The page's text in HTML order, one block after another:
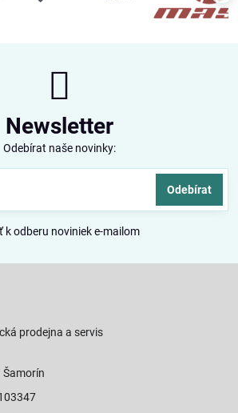
Newsletter
Odebírat naše novinky:
Odebírat
k odberu noviniek e-mailom
prodejna a servis
Šamorín